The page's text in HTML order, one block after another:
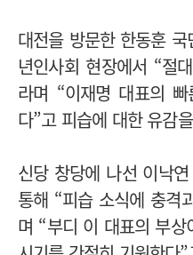
대전을 방문한 한동훈
년인사회 현장에서 “절
라며 “이재명 대표의
다”고 피습에 대한 유감
신당 창당에 나선 이낙
통해 “피습 소식에 충격
며 “부디 이 대표의 부